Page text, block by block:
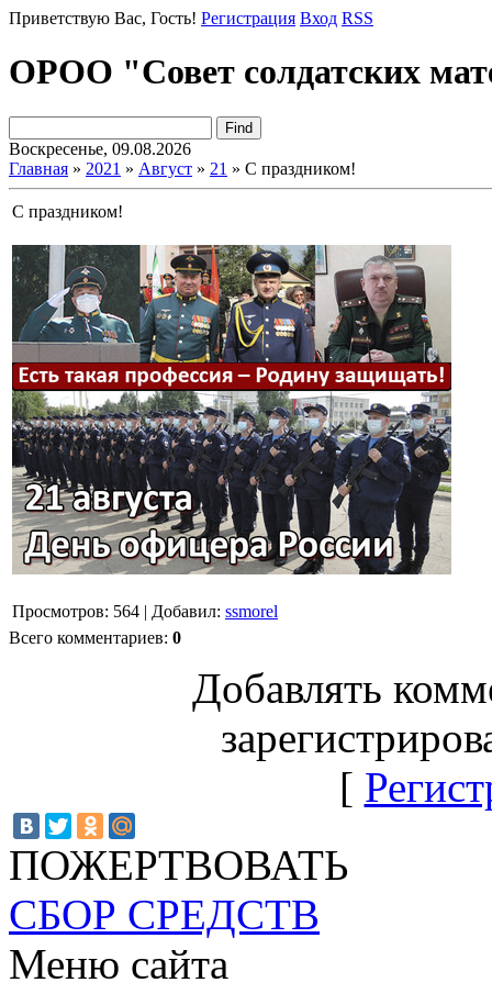
Приветствую Вас, Гость! Регистрация Вход RSS
ОРОО "Совет солдатских
Воскресенье, 09.08.2026
Главная » 2021 » Август » 21 » С праздником!
С праздником!
Просмотров: 564 | Добавил: ssmorel
Всего комментариев: 0
Добавлять
[
ПОЖЕРТВОВАТЬ
СБОР СРЕДСТВ
Меню сайта